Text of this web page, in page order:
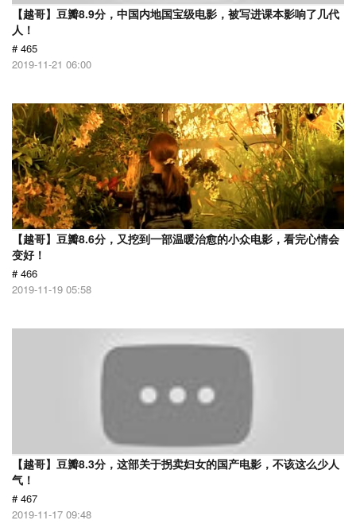
【越哥】豆瓣8.9分，中国内地国宝级电影，被写进课本影响了几代
人！
# 465
2019-11-21 06:00
【越哥】豆瓣8.6分，又挖到一部温暖治愈的小众电影，看完心情会
变好！
# 466
2019-11-19 05:58
【越哥】豆瓣8.3分，这部关于拐卖妇女的国产电影，不该这么少人
气！
# 467
2019-11-17 09:48